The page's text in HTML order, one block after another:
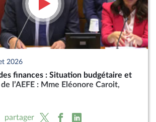
2026
finances : Situation budgétaire et
l’AEFE : Mme Eléonore Caroit,
partager